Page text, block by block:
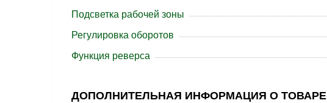
Подсветка рабочей зоны
Регулировка оборотов
Функция реверса
ДОПОЛНИТЕЛЬНАЯ ИНФОРМАЦИЯ О ТОВАРЕ